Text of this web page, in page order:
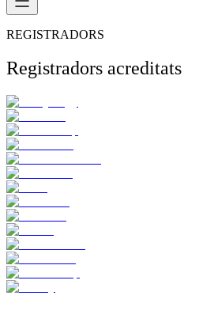
REGISTRADORS
Registradors acreditats